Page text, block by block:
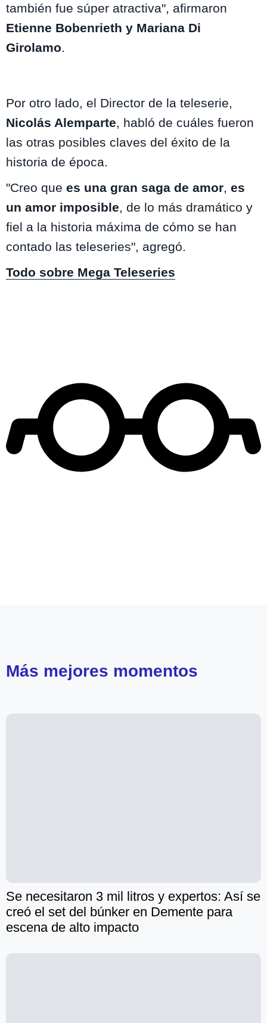
también fue súper atractiva", afirmaron
Etienne Bobenrieth y Mariana Di
Girolamo
Por otro lado, el Director de la teleserie,
Nicolás Alemparte , habló de cuáles fueron
las otras posibles claves del éxito de la
historia de época.
"Creo que es una gran saga de amor es
un amor imposible , de lo más dramático y
fiel a la historia máxima de cómo se han
contado las teleseries", agregó.
Todo sobre Mega Teleseries
Más mejores momentos
Se necesitaron 3 mil litros y expertos: Así se
creó el set del búnker en Demente para
escena de alto impacto